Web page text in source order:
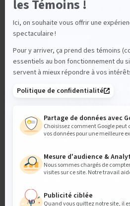
AVEZ-VOUS DES
DE
Vous souhaitez être sûr de ne
ni aucune réédition